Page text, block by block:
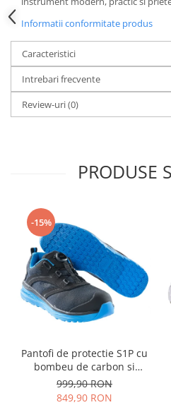
Informatii conformitate produs
Caracteristici
Intrebari frecvente
Review-uri(0)
PRODUSE
-15%
Pantofi de protectie S1P cu
bombeu de carbon si
inchidere BOAÂ® Fit
999,90 RON
849,90 RON